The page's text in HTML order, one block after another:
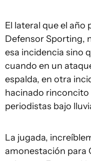
El lateral que el año
Defensor Sporting,
esa incidencia sino
cuando en un
espalda, en otra
hacinado
periodistas bajo
La jugada,
amonestación para